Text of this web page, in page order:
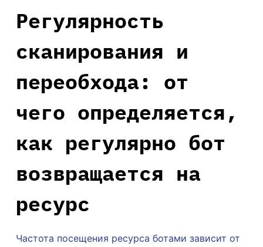
Регулярность
сканирования и
переобхода: от
чего определяется,
как регулярно бот
возвращается на
ресурс
Частота посещения ресурса ботами зависит от